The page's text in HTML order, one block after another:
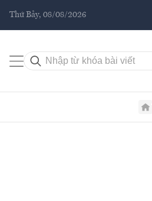
Thứ Bảy, 08/08/2026